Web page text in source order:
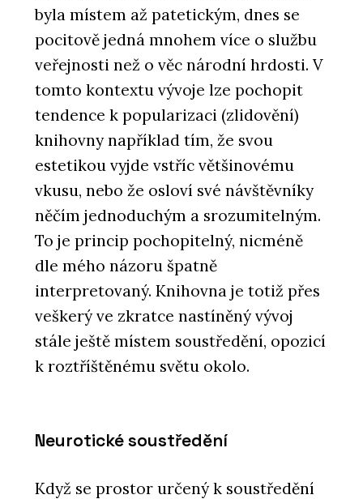
byla místem až patetickým, dnes se
pocitově jedná mnohem více o službu
veřejnosti než o věc národní hrdosti. V
tomto kontextu vývoje lze pochopit
tendence k popularizaci (zlidovění)
knihovny například tím, že svou
estetikou vyjde vstříc většinovému
vkusu, nebo že osloví své návštěvníky
něčím jednoduchým a srozumitelným.
To je princip pochopitelný, nicméně
dle mého názoru špatně
interpretovaný. Knihovna je totiž přes
veškerý ve zkratce nastíněný vývoj
stále ještě místem soustředění, opozicí
k roztříštěnému světu okolo.
Neurotické soustředění
Když se prostor určený k soustředění